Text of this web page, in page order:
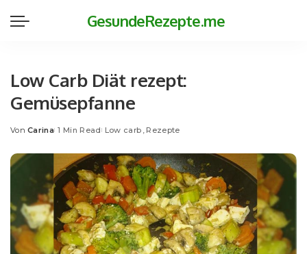
GesundeRezepte.me
Low Carb Diät rezept:
Gemüsepfanne
Posted
Von Carina 1 Min Read Low carb Rezepte